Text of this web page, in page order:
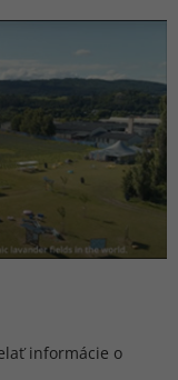
informácie o